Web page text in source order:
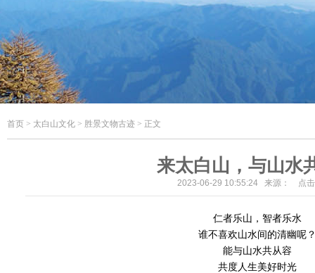
首页 > 太白山文化 > 胜景文物古迹 > 正文
来太白山，与山水
2023-06-29 10:55:24 来源： 点
仁者乐山，智者乐水
谁不喜欢山水间的清幽呢
能与山水共从容
共度人生美好时光